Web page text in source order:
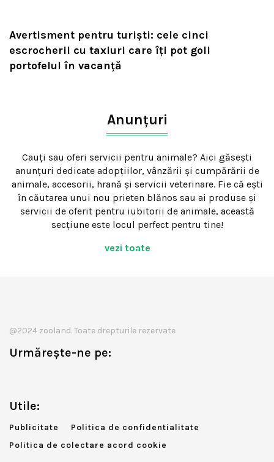
Avertisment pentru turiști: cele cinci
escrocherii cu taxiuri care îți pot goli
portofelul în vacanță
Anunțuri
Cauți sau oferi servicii pentru animale? Aici găsești
anunțuri dedicate adopțiilor, vânzării și cumpărării de
animale, accesorii, hrană și servicii veterinare. Fie că ești
în căutarea unui nou prieten blănos sau ai produse și
servicii de oferit pentru iubitorii de animale, această
secțiune este locul perfect pentru tine!
vezi toate
@2024 zooland. Toate drepturile rezervate
Urmărește-ne pe:
Utile:
Publicitate
Politica de confidentialitate
Politica de colectare acord cookie